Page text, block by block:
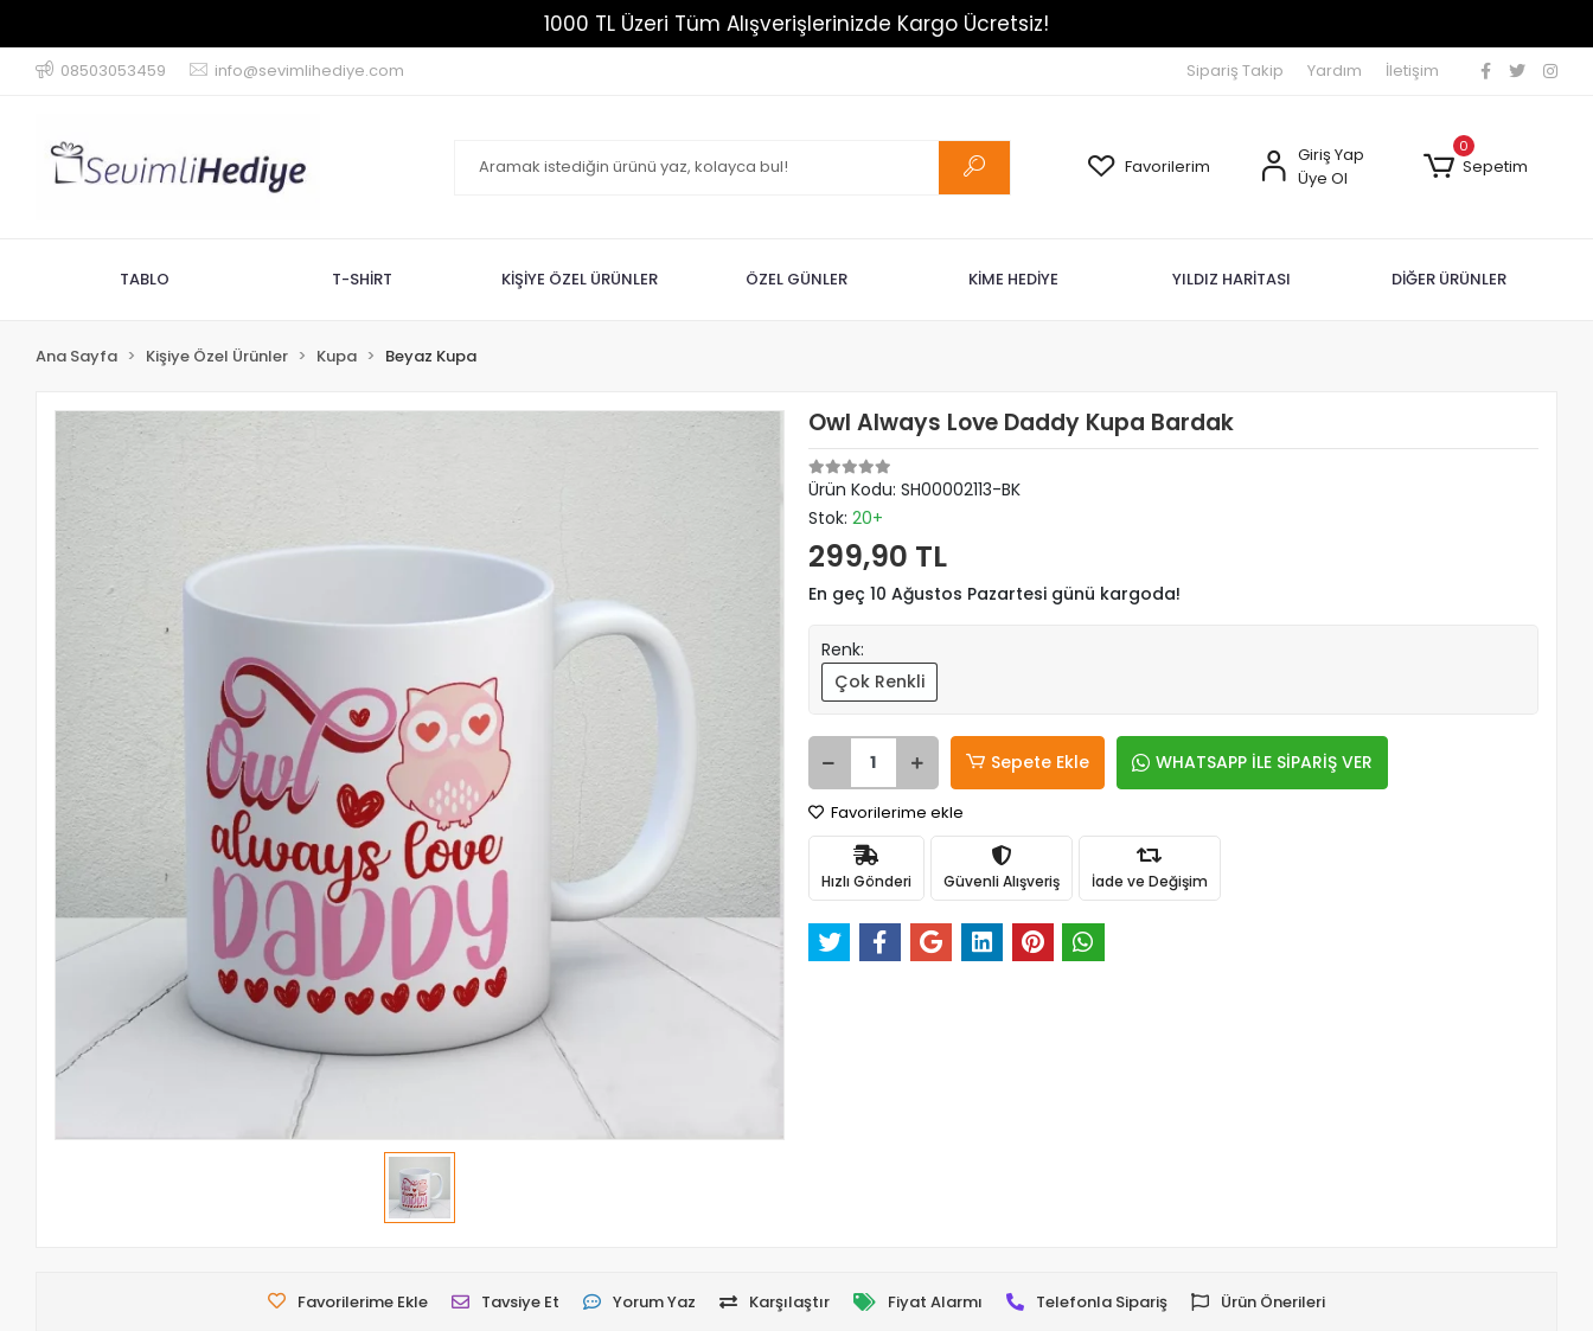
1000 TL Üzeri Tüm Alışverişlerinizde Kargo Ücretsiz!
08503053459 info@sevimlihediye.com Sipariş Takip Yardım İletişim
Favorilerim
Giriş Yap
Üye Ol
0
Sepetim
TABLO T-SHİRT KİŞİYE ÖZEL ÜRÜNLER ÖZEL GÜNLER KİME HEDİYE YILDIZ HARİTASI DİĞER ÜRÜNLER
Ana Sayfa Kişiye Özel Ürünler Kupa Beyaz Kupa
Owl Always Love Daddy Kupa Bardak
Ürün Kodu: SH00002113-BK
Stok: 20+
299,90 TL
En geç 10 Ağustos Pazartesi günü kargoda!
Renk:
Çok Renkli
Sepete Ekle WHATSAPP İLE SİPARİŞ VER
Favorilerime ekle
Hızlı Gönderi Güvenli Alışveriş İade ve Değişim
Favorilerime Ekle Tavsiye Et Yorum Yaz Karşılaştır Fiyat Alarmı Telefonla Sipariş Ürün Önerileri